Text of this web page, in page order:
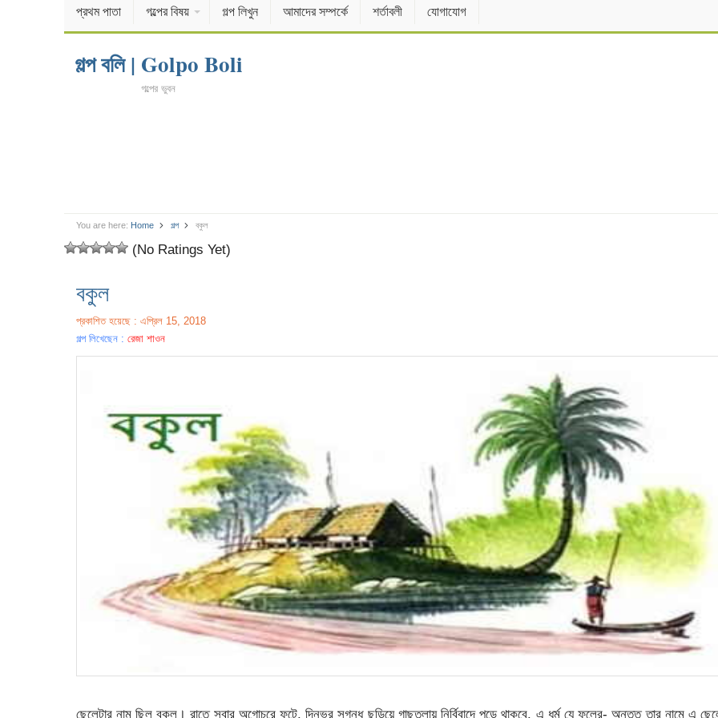
প্রথম পাতা গল্পের বিষয় গল্প লিখুন আমাদের সম্পর্কে শর্তাবলী যোগাযোগ
গল্প বলি | Golpo Boli
গল্পের ভুবন
You are here: Home গল্প বকুল
(No Ratings Yet)
বকুল
প্রকাশিত হয়েছে : এপ্রিল 15, 2018
গল্প লিখেছেন : রেজা শাওন
ছেলেটার নাম ছিল বকুল। রাতে সবার অগোচরে ফুটে, দিনভর সুগন্ধ ছড়িয়ে গাছতলায় নির্বিবাদে পড়ে থাকবে, এ ধর্ম যে ফুলের- অন্তত তার নামে এ ছেলের নাম রাখা উচিৎ হয় নি, এটা শালিকতলী গ্রামের লোকেরা দিনে দিনে টের পেতে থাকে। বকুল সমবয়সীদের চেয়ে আকারে বেশ খানিকটা ছোট ছিল। উচ্চতাজনিত ত্রুটি’টি পরবর্তীতে সে সাহস দিয়ে পূরণ করে নেয়ার কাজে বেশ আগ্রহী- এটা বোঝা যায় যখন আমাদের বকুলের বয়স ছয়ে গিয়ে পড়ে। ইটাকুড়া বিলের পাশে শালিকতলী গ্রামের সবচেয়ে উঁচু যে সুপোরি গাছ, সেটায় এবছর চৈত্র মাসে ঠিক কয়টি টিয়াপাখি পরিবার নিয়ে বাস করতে শুরু করেছে- এ সকল হিসেব ছিল ছেলেটির নখের আয়নায়। বেত আর নিশিন্দার জঙ্গলে বকুল বাতাসের আগে দৌড়াতে পারতো। ওর সমবয়সী বাকি ছেলেরা থাকতো প্রায় তিন হাত পিছে। মাঝে মাঝে বেত ঝোপের কাঁটা ওর জামায় বিঁধে গতিতে যদিও’বা বাঁধা ফেলতো, তবে বকুলকে কখনো জামা নিয়ে বিশেষ মায়া করতে দেখা যায়নি। কিসের এক অজানা তাড়া বড় বেশী প্রকাশ্য ছিল ছয় বছর বয়সী এ বালকের মাঝে, সেটার কোন উদ্দেশ পাওয়া যায় না। দিনে দিনে বকুল যে আরেকটি কাজে বিশেষ ওস্তাদ হয়ে উঠতে শুরু করেছে, সেটা তাঁর সমবয়সী বাকি বন্ধুরা টের পায়, যেদিন সে প্রথম স্কুলের কাপড়ের ব্যাগ ভর্তি করে বনকাঁঠাল নিয়ে আসে! বস্তুত শালিকতলী গ্রামে অদ্ভুত এ ফলটির কোন গাছ ছিল না। সেটা নিয়ে গ্রামের ছেলেদের দারুণ একটা দুঃখ ছিল। তবে এ কথাও ঠিক যে, বিধাতা অতটা নির্মমও বোধহয় ছিলেননা। বনকাঁঠালের ঘন এক জঙ্গল ছেলেদের চোখে অভাবনীয় স্বপ্নরাজ্য হয়ে যদিও’বা ছিল; তবে ছিল সেটা জানাশোনা পরিধির ভেতরেই। আত্রাই নদীর কিনারা ধরে মাইল দুয়েক সোজা হেঁটে যেতে হবে। এরপর উঠানভাঙার মোড় পড়বে। আত্রাই নদী এখানে বড় প্রশস্ত, বেশ খানিকটা অহংকারী। ভীষণ দুর্বিনীত। তিন দিক থেকে স্রোত এসে এখানে মিলেছে। মাঝ নদীতে নিরন্তর ঘূর্ণায়মান স্রোতের তীব্র শব্দ কিনার থেকেই পাওয়া যায়। নদীর এ জায়গাটির ঠিক ওপারে মোড়লের ভিটা। বস্তুত একটি চর বিশেষ, তবে বড় দুর্গম চর। শুরু থেকেই মনুষ্য বসবাস এখানে গড়ে ওঠেনি। বালিয়াড়ি ছাড়িয়ে পানি থেকে খানিক দূর হেঁটে গেলে নটা ঘাসের ঘন জঙ্গল দেখা যায়। শত শত বাবুই পাখি বুক সমান ঘাসের মাঝে সে জঙ্গলে নিবিড় করে বাসা বেঁধেছে। তাই জলবোরা সাপেরও এদিকটায় বড় বেশী উৎপাত। বাবুই পাখির ডিমের লোভে হিসহিস শব্দ তুলে তারা দিনমান বালিয়াড়ি জুড়ে খেলে বেড়ায়। বালকের দলের এসকল তথ্য জানা ছিল। ওপাড় থেকে স্রোত ঠেলে সাঁতরে যদিও’বা আসা সম্ভবপর ছিল। কিন্তু বিষধর জলবোরা সাপের ভয় অতিক্রম করা- সেটা তাঁদের বালকবেলার কর্ম ছিল না। তবে তাঁরা এটাও জানতো যে, বুক সমান নটাঘাসের এই জঙ্গলটুকু পেরুলেই সেখানে বিস্তীর্ণ অঞ্চল জুড়ে নিবিড় এক অরণ্যের দেখা মেলে। বড় স্বপ্নময় এ অরণ্য। দিনের বেলাতেও সে যেন সন্ধ্যার আঁধার নিয়ে দাঁড়িয়ে থাকে। সারি সারি বনকাঁঠালের গাছ এখানে। তারই মাঝে মাঝে আছে কানাইলাঠির জঙ্গল। এ গাছ থেকে ও গাছে বেতের লতাগুলো যেন নিবিড় মমতায় এক অপরকে বেঁধে সমস্ত বনাঞ্চলকে যেন মানুষের অগম্য করে তুলেছে। সবচেয়ে অভাবনীয় ব্যাপারটি নির্জন এ বনভূমিতে তৈরি হয় জ্যৈষ্ঠ মাসের শুরুর দিকে। সে সময় বনকাঁঠালের এ জঙ্গলে শত শত চিত্রকর যেন রংতুলি নিয়ে ঝাঁপিয়ে পড়ে! বনকাঁঠালের ডালে ডালে ঈষৎ সবুজাভ লাল বর্ণের পাকা ফলগুলো তখন মোহাবিষ্ট করবার মত সৌন্দর্য্য নিয়ে আসে। যেন কেউ একজন খানিক আগে বনদেবীর কপালে গাঢ় করে সিঁদুর পরিয়ে গিয়েছে। আর রয়েছে হিজলের বন। হিজলের তলায় অপ্রশস্ত কিঞ্চিৎ সরু পথ। জ্যৈষ্ঠ মাসে সে পথ ধরে যেতে ইচ্ছে করে না। রাশি রাশি হিজল ফুল এ সময় মাটিতে পড়ে সমস্ত বনভূমিকে যেন আলতা পড়িয়ে দেয়। এমনটা ঠাহর হয় যে, কোন এক অপরিসীম ক্ষমতাধর গোপন চিত্রকর বনের নিবিড়ে বসে বন কাঁঠালের লাল আর হিজলের ফুলের রং মিশিয়ে তাঁর সবচেয়ে সুন্দর ছবিটি এখানে এঁকে গিয়েছেন। এমনই এক দুর্গম স্বপ্নরাজ্য থেকে ছয় বছর বয়সী বকুল বন কাঁঠাল সংগ্রহ করে নিয়ে আসে- বকুলের বন্ধুদের পক্ষে এমনটা বিশ্বাস করা প্রায় অসম্ভব ছিল। করিম প্রশ্ন তুললো সবার আগে- – তুই এইগুলান মোড়লের ভিটা থেকে নিয়ে আইছিস? বকুল মাথা নেড়ে হ্যাঁ-সূচক উত্তর দেয়। -কার নৌকা নিয়ে গেইছিস? তোক সাপে কাটে নাই? বকুল এসময় খানিক হাসে। সে কোন উত্তর দেয় না। কাপড়ের ব্যাগ থেকে বাকি বনকাঁঠাল বেঞ্চির উপর ফেলে রেখে ক্লাস থেকে বের হয়ে যায়। ঠিক যেমনটা আকস্মিক সে এসেছিল। করিম কিছু একটা বলার চেষ্টা করছিল। সে সুযোগ হয় না। বকুল ততক্ষণে স্কুলের সামনের মাঠ পেড়িয়ে রাস্তায় গিয়ে উঠেছে। সেদিন থেকে বাকী বালকদের মাঝে বেশ একটা গুঞ্জনের ধরণ তৈরি হল। দিনে দিনে সেটা বাড়ে। একদল মতামত দিল, নদীর পাড়ে গিয়ে বকুল নিশ্চয়ই কোন মাঝিকে অনুনয় করে মোড়ল ভিটার চরে তাঁকে নামিয়ে দিতে বলে। আবার ফিরতি নৌকায় করে সে এপাড়ে ফেরে। করিম তখন খানিক প্রতিবাদ করে বলে ওঠে, বকুল জলের পোকা, সাঁতরে যাওয়া তাঁর পক্ষে অসম্ভব কিছু না। সাহস দিলে সেও একদিন বকুলের ন্যায় সাঁতরে নদীর ওপাড়ে যাওয়ার ক্ষমতা রাখে। টুনু নামে আরেক বালক মতামত দিল যে, বকুলের কাছে নিশ্চই ইদ্রিস কবিরাজের সাপ বশীকরণ তাবিজ আছে! নাহলে যে সাপের উৎপাত ওইদিকে, বেঁচে সে ফিরে আসে কীভাবে? বাকি সবাই মাথা নেড়ে টুনুর এ মতামতটিতে সায় জানায়। বলাই বাহুল্য দিনে দিনে বালকদলের কৌতূহল যেন সীমা ছাড়ায়। বকুল কিন্তু মুখ খোলে না। আগের মতই যাবতীয় প্রশ্নের উত্তরে তাঁকে আকাশের দিকে তাকিয়ে শুধু খানিকটা হাসতে দেখা যায়! ছয় বছর বয়সী এ বালকের মনের গহীনে যে অপ্রকাশিত মানচিত্রটির অবস্থান, তার বিস্তারিত রেখাপাঠ ক্লাসের বাকি বালকদের অজ্ঞাতেই থাকে। তবে একদিন সে শুধু এটুকু জানিয়ে যায়- আগামী সোমবার সে আবার মোড়লের ভিটায় যাবে। কেউ চাইলে তাঁর সাথে যেতে পারে। তবে একটি গামছা এবং সাথে একটি কঞ্চি রাখা আবশ্যক। গামছায় বনকাঁঠালের ফল বেঁধে নিয়ে আসতে হবে আর কঞ্চির প্রয়োজন যাত্রাপথে নটাঘাসের জঙ্গলে বাড়ি দেওয়ার জন্য। ঘাসের জঙ্গলে বাড়ির শব্দে সাপেরা দূরে সরে যায়। তাই হাতে একটি কঞ্চি থাকলে, বাকী পথটুকু যে মোটামুটি নিরাপদ হবে- সে তথ্যটুকু ক্লাসের বাকী ছেলেদের জানা প্রয়োজন। নির্ধারিত দিনে সকালবেলা শুধু করিম, টুনু আর একজনকে দেখা গেল। রহস্যসন্ধিৎসু ক্লাসের বাকি ছেলেরা নদীর এই ভীষণ স্রোতসম্বলিত বিপদসংকুল জায়গাটিকে সাঁতরে পার হবার সাহস দেখালো না। চারজনের এই ক্ষুদ্র দলটির দলনেতা হিসেবে অগ্রভাগে দেখা গেল এরফান মিয়াঁর পুত্র বকুলকে। তাঁর মনে আজকে আনন্দের সীমা নাই। আজ অভিযান শেষে তাঁর এতদিনের বীরত্বগাঁথা যে শুধু বালকমহলে প্রতিষ্ঠিত হবে- সেটাই নয়; সে হবে বালকদের অঘোষিত নেতা। আশ্বিন মাসের দ্বিতীয় সপ্তাহ। মাথার উপরে নীল সামিয়ানার মত প্রকাণ্ড আকাশ। দুপুর দ্বিপ্রহর। চিল উড়তে দেখা যায় আকাশের অনেক উপরে একটা-দুইটা। মাঝ দুপুরের রোদ যেন নদীর বুকে তির্যক হয়ে পড়ে রূপো ছড়াচ্ছে। শান্ত- নিরবিচ্ছিন্ন নীরবতা চারদিকে। মনে হয়, কেউ একজন রুপোর শীতলপাটি বিছিয়ে দিয়েছে পুরো আত্রাইের বুক জুড়ে। দূরে বড় কারবারি নৌকা দেখা যায় একটা দুইটা- যাদের অবয়ব খুব একটা স্পট নয়। আহসানগঞ্জের হাট থেকে ফিরছে এরা। জেলে নৌকা খুব একটা আসে না এদিকে। স্রোত ঠেলে বালকের দল ধীরে ধীরে সাঁতরে সামনে এগিয়ে যায়। বকুল এদের সবার আগে। বাকীরা খানিক পরে। চর আর বেশী দূরে নাই। এরা যখন প্রায় মাঝ নদী ছাড়ালো, ঠিক এ সময় করিম বেশ অবাক হয়ে সম্ভবত প্রথম আবিস্কার করে যে, সামনে বকুলকে আর দেখা যায় না! বালকের দল প্রথমে ভেবেছিল, বকুল বুঝি ডুবসাঁতারের নতুন কোন কৌশল শিখেছে। তাই সামনে বকুলকে না দেখেতে পেয়েও এরা খুব একটা চিন্তিত হয় না। খানিকটা পথ সাঁতরে সামনে চলে আসে। কিন্তু চরের যখন প্রায় কাছাকাছি আসার পরও যখন বকুলকে নদীর কোথাও দেখা গেল না- ঠিক তখন ভয়ের একটা শীতল স্রোত এদের সবার গায়ে যেন একসাথে আছড়ে পড়ে! মাঝ নদী ছাড়িয়ে আরও বেশ কিছুদূর যাওয়ার পর এরা প্রথম আবিস্কার করে, এরফান মিয়াঁর ছয় বছর বয়সী ছেলেটা বহুক্ষণ ধরে নিখোঁজ। বালকেরা কেউ চিৎকার করে। আবার কেউ বকুলের নাম ধরে বার বার ডাকে। কেউ মাথা তুলে ব্যাকুল হয়ে চারপাশ তাঁকে খোঁজে। কিন্তু বকুলের আর দেখা মেলে না। বিকেলের বোধহয় তখনও কিছুটা বাকী ছিল, সেদিন শালিকতলী গ্রামের যার যার নৌকা ছিল- এরা সবাই উঠানভাঙ্গার মোড়ের কাছে জমায়েত হয়েছিল। জমা হয়েছিল, গ্রামের সবচেয়ে দক্ষ সাঁতারু মন্তাজ সহ আরও অনেকেই। বিকেল বাড়তে থাকলে, তীরে ভিড় করা মানুষের সংখ্যা বাড়তে থাকে। মাঝ নদীর দিকে তাকিয়ে সবাই যেন কিসের খোঁজ করে! দলবল নিয়ে করিমের হাত দিয়ে দেখিয়ে দেওয়া জায়গায় লোকেরা নদীর জল আন্দোলিত করে এরফান মিয়াঁর ছোট ছেলেটাকে খোঁজে। টানা জাল ফেলা হয় তিনটা। মন্তাজ মিয়াঁ তাঁর ডুবুরী দল নিয়ে নদীর বুক প্রায় চষে ফেলে। আর যাদের নৌকা ছিল, তাঁরাও বকুলের খোঁজে নৌকা নিয়ে ভাটির দিকে চলে যায়। সন্ধ্যা মিলিয়ে গেলে ভাটির দিকের নৌকাগুলোও ফিরে আসতে থাকে এক এক করে। কিন্তু আমাদের বকুল যেন তখনও কী এক অদ্ভুত দুরন্তপনায় মত্ত! সে যে কোথায় লুকালো সেটার উদ্দেশ সন্ধ্যার পরও পাওয়া গেল না। রাত নামলে তীরে ভিড় করা মানুষেরা সবাই কী এক আশ্চর্য নীরবতা বুকে নিয়ে একে একে ঘরে ফেরে। শুধু এরফান মিয়াঁ আর আর তাঁর স্ত্রীকে তখনও কূলে বসে থাকতে দেখা যায়। অন্ধকার কোলাহলহীন রাত্রি। এ জনপদের বুঝি ঘুমিয়ে পড়বার আর খুব বেশী দেরী নাই। মাইল খানেক দূরের খেয়া ঘাট থেকে এতক্ষণ ধরে যে ক্ষুদ্র আলোর রেখাটি জীবিত ছিল, রাত আরও গভীর হলে সেটাও যেন নিভে আসে। মৃত্যুর মত আঁধার যেন নদীটির বুকে ধীরে ধীরে নামে। নিকষ কালো সে আঁধার ছাপিয়ে শুধু স্রোতের শব্দ শোনা যায়।। কল-ছল-ছলাৎ। একটানা, অনেকক্ষণ! বকুল কিন্তু ফিরেছিল। দেরীতে হলেও সে ফিরে এসেছিল বড় অদ্ভুত এক রাতে। এ রাতের গল্প এখনও শালিকতলীর ছেলে-বুড়ো সকলের মুখে মুখে ফেরে। সে রাতের কথা ভুলবার নয়। সেবার সমস্ত দেশ জুড়ে বর্ষার শুরু থেকেই যেন বান ডেকেছে। পদ্মা, যমুনা আর ব্রহ্মপুত্রসহ আরও বাকি যারা ছিল- এদের সবার বুকে হঠাৎ করে যেন যৌবন ফিরে আসলো। দুকূল উপচে তাঁরা তীরবর্তী লোকেদের মুহুর্মুহু ভয় দেখায়। সাল ১৯৮৮। বাংলা তেরোশ পঁচানব্বই, শ্রাবণ মাসের মাঝামাঝি শালিকতলী গ্রামের লোকেরা আন্দাজ করে- আত্রাইে বহু বছর পর এবার বুঝি ভাঙন ধরেছে। ইটাখোলা, সালতার চর, আহসানগঞ্জ এসকল এলাকা ভাঙতে ভাঙতে নদী প্রায় তাঁদের কোলের কাছে। মল্লিকবাড়ি হতেই বড় বড় নৌকার পাল দেখা যেতে লাগলো। দিন তিনেক পরেই আত্রাই চর মাধবপুর গ্রামটিকে পুরোপুরি তাঁর বুকে নিশ্চিহ্ন করে যেন শালিতলীর পায়ের কাছ দিয়ে প্রবাহিত হয়। নদীটির সে কি শুষানী! রাত্তিরে ঘুম থেকে জেগে তীরবর্তী লোকেরা শুনতে লাগলো- ঢেউের পর ঢেউ এসে কূলে আঘাত করে। নদীর নিরন্তর বহমান শো শো শব্দে বহুদিন পর এ জনপদের লোকেরা যেন বুকের মাঝে শূন্যতাকে আরেকবার গভীর করে অনুভব করে। এক রাতে লোকেরা সবাই নদীর পাড়ে এসে দাঁড়ালো। সে রাতে তাঁরা ঠাহর করেছিল, এ রাত বুঝি শালিকতলীর শেষ রাত। নদীবুকের ঘূর্নিগুলো গোল চক্র হয়ে একটানা পাড়ে এসে আঘাত করে। ভীষণ এক একটি শব্দ করে গাছগাছালিসহ অনেকখানি জমি নদীর বুকে হুমড়ি খেয়ে পড়ে। গ্রামের এতো বছরের পুরাতন পাকুড় গাছটি- যে কতকালের কত ঘটনার সাক্ষী হয়ে এই জনহীন প্রান্তে এতোদিন উন্নতশির হয়ে দাঁড়িয়েছিল। যার ছায়ার নীচে দূর গ্রামের কত শ্রান্ত পথিকেরা এসে শরীর জুড়াতো- সে গাছটিও এ রাতে অসহায়ভাবে আত্রাইের বুকে ভেঙে পড়লো। রাতের অন্ধকার ছাপিয়ে নদীতীরে আতংকিত লোকদের জমায়েতটি বড় হতে থাকে। ঠিক এ সময় তাঁরা মাঝ নদীর দিকে তাকিয়ে সবাই অবাক হয়ে কী এক পরিবর্তন খেয়াল করে! এতো যে প্লাবন- প্রলয়ের মাঝে এতোদিন ধরে মোড়লভিটের সেই বনকাঁঠালের অদ্ভুত অরণ্যটি টিকে ছিল, আজ এ শূন্যতার সব হারানোর রাতে সেটিতেও ভাঙন ধরেছে! লোকেরা বিস্ময় চোখে তাকিয়ে দ্যাখে যে, ক্রমশ চরের উত্তরদিক থেকে মাটির ভাগ সরে যায়। যেতেই থাকে। দূর থেকে মোড়লভিটার ভাঙ্গনের শব্দ বাড়ে। বাড়তে থাকে। নদীর তুমুল গর্জনে আলোড়িত হয় চারপাশ। সে রাতে শালিকতলীর লোকেদের অবাক করে দিয়ে রাত্রি দ্বিপ্রহরের আগেই মোড়লভিটের সমস্ত জঙ্গলকে আত্রাই যেন তাঁর বুকে টেনে নিল!